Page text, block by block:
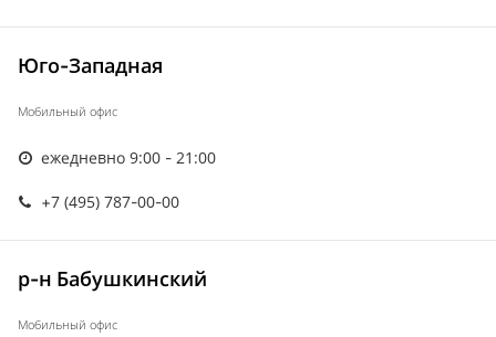
Юго-Западная
Мобильный офис
ежедневно 9:00 - 21:00
+7 (495) 787-00-00
р-н Бабушкинский
Мобильный офис